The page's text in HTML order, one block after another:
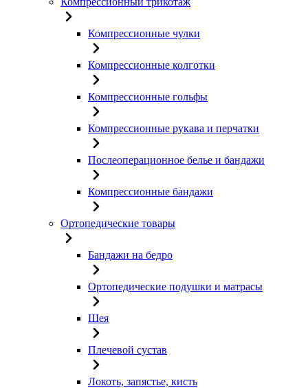
Компрессионные чулки
Компрессионные колготки
Компрессионные гольфы
Компрессионные рукава и перчатки
Послеоперационное белье и бандажи
Компрессионные бандажи
Ортопедические товары
Бандажи на бедро
Ортопедические подушки и матрасы
Шея
Плечевой сустав
Локоть, запястье, кисть